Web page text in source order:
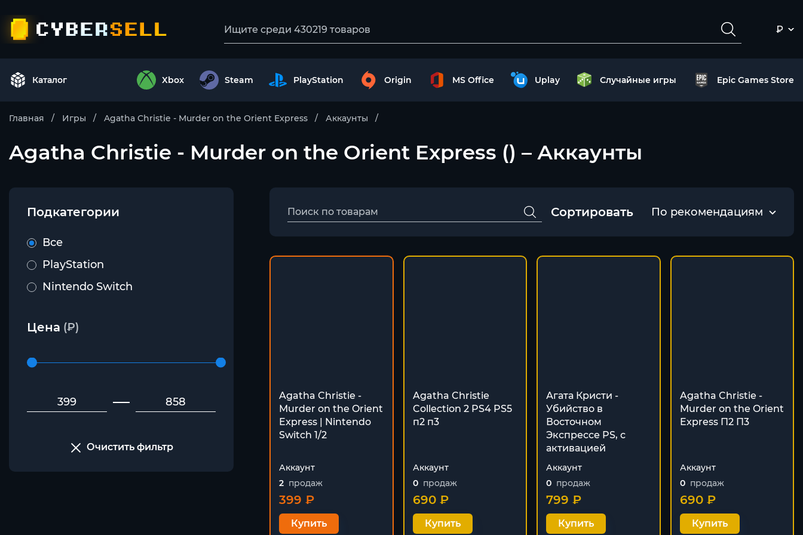
₽
Каталог Xbox Steam PlayStation Origin MS Office Uplay Случайные игры Epic Games Store
Главная Игры Agatha Christie - Murder on the Orient Express Аккаунты
Agatha Christie - Murder on the Orient Express () – Аккаунты
Подкатегории
Все
PlayStation
Nintendo Switch
Цена (₽)
Очистить фильтр
Сортировать По рекомендациям
Agatha Christie -
Murder on the Orient
Express | Nintendo
Switch 1/2
Аккаунт
2 продаж
399 ₽
Купить
Agatha Christie
Collection 2 PS4 PS5
п2 п3
Аккаунт
0 продаж
690 ₽
Купить
Агата Кристи -
Убийство в
Восточном
Экспрессе PS, с
активацией
Аккаунт
0 продаж
799 ₽
Купить
Agatha Christie -
Murder on the Orient
Express П2 П3
Аккаунт
0 продаж
690 ₽
Купить